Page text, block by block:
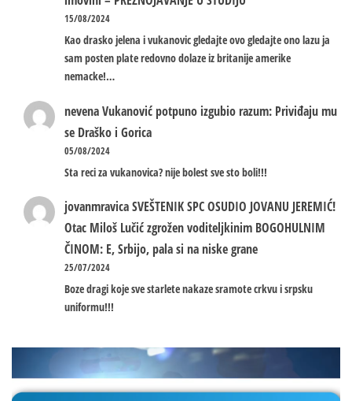
15/08/2024
Kao drasko jelena i vukanovic gledajte ovo gledajte ono lazu ja
sam posten plate redovno dolaze iz britanije amerike
nemacke!…
nevenaVukanović potpuno izgubio razum: Priviđaju mu
se Draško i Gorica
05/08/2024
Sta reci za vukanovica? nije bolest sve sto boli!!!
jovanmravicaSVEŠTENIK SPC OSUDIO JOVANU JEREMIĆ!
Otac Miloš Lučić zgrožen voditeljkinim BOGOHULNIM
ČINOM: E, Srbijo, pala si na niske grane
25/07/2024
Boze dragi koje sve starlete nakaze sramote crkvu i srpsku
uniformu!!!